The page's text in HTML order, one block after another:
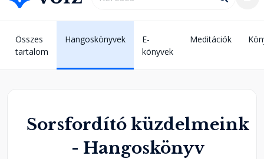
Összes
tartalom
Hangoskönyvek
E-
könyvek
Meditációk
Sorsfordító küzdelmeink
- Hangoskönyv